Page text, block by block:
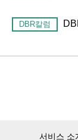
DBR칼럼
서비스 소